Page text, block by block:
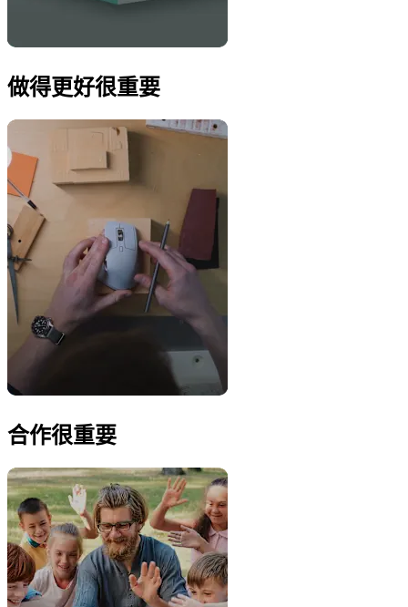
做得更好很重要
合作很重要